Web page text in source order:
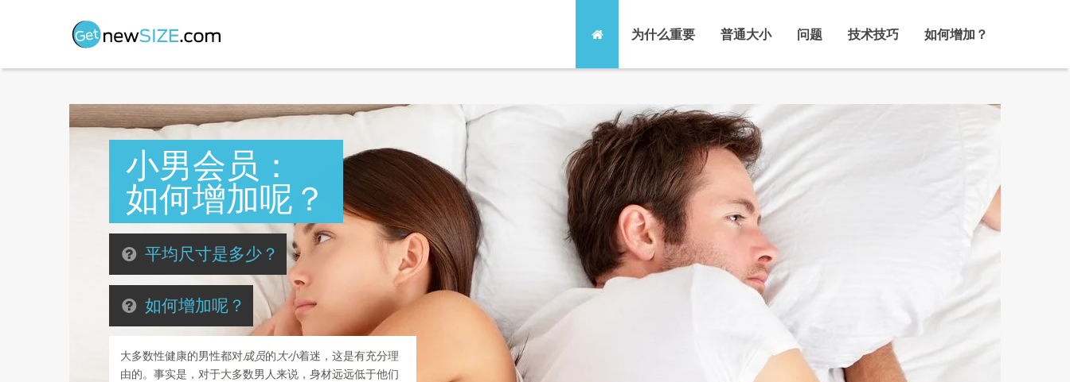
为什么重要 普通大小 问题 技术技巧 如何增加？
小男会员：
如何增加呢？
平均尺寸是多少？
如何增加呢？
大多数性健康的男性都对成员的大小着迷，这是有充分理
由的。事实是，对于大多数男人来说，身材远远低于他们